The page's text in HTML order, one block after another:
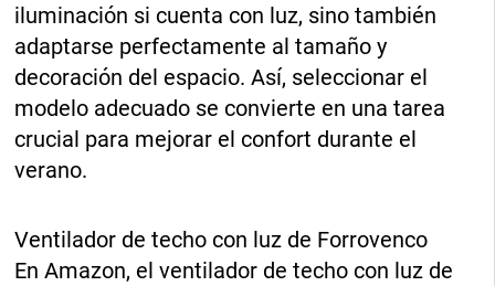
iluminación si cuenta con luz, sino también
adaptarse perfectamente al tamaño y
decoración del espacio. Así, seleccionar el
modelo adecuado se convierte en una tarea
crucial para mejorar el confort durante el
verano.
Ventilador de techo con luz de Forrovenco
En Amazon, el ventilador de techo con luz de